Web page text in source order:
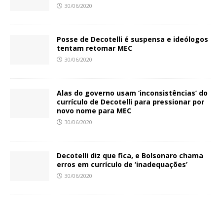
30/06/2020
Posse de Decotelli é suspensa e ideólogos
tentam retomar MEC
30/06/2020
Alas do governo usam ‘inconsistências’ do
currículo de Decotelli para pressionar por
novo nome para MEC
30/06/2020
Decotelli diz que fica, e Bolsonaro chama
erros em currículo de ‘inadequações’
30/06/2020